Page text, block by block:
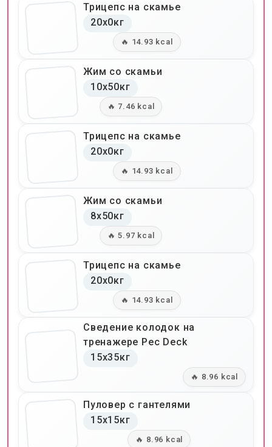
Трицепс на скамье
20x0кг
🔥 14.93 kcal
Жим со скамьи
10x50кг
🔥 7.46 kcal
Трицепс на скамье
20x0кг
🔥 14.93 kcal
Жим со скамьи
8x50кг
🔥 5.97 kcal
Трицепс на скамье
20x0кг
🔥 14.93 kcal
Сведение колодок на
тренажере Pec Deck
15x35кг
🔥 8.96 kcal
Пуловер с гантелями
15x15кг
🔥 8.96 kcal